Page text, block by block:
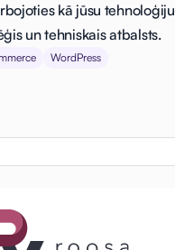
kā jūsu tehnoloģiju
un tehniskais atbalsts.
WordPress